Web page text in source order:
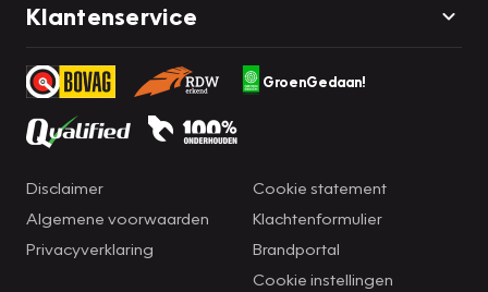
Klantenservice
GroenGedaan!
Disclaimer
Algemene voorwaarden
Privacyverklaring
Cookie statement
Klachtenformulier
Brandportal
Cookie instellingen